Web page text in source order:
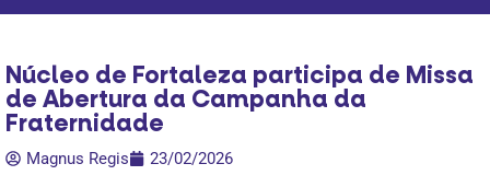
Núcleo de Fortaleza participa de Missa
de Abertura da Campanha da
Fraternidade
Magnus Regis 23/02/2026